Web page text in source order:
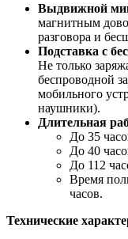
Выдвижной
магнитным
разговора и
Подставка с
Не только
беспроводной
мобильного
наушники).
Длительная
До 35
До 40
До 112
Время
часов.
Технические